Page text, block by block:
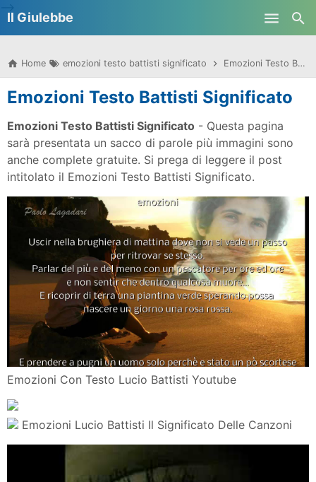
Il Giulebbe
Home emozioni testo battisti significato Emozioni Testo Battisti Significato
Emozioni Testo Battisti Significato
Emozioni Testo Battisti Significato - Questa pagina
sarà presentata un sacco di parole più immagini sono
anche complete gratuite. Si prega di leggere il post
intitolato il Emozioni Testo Battisti Significato.
Emozioni Con Testo Lucio Battisti Youtube
Emozioni Lucio Battisti Il Significato Delle Canzoni